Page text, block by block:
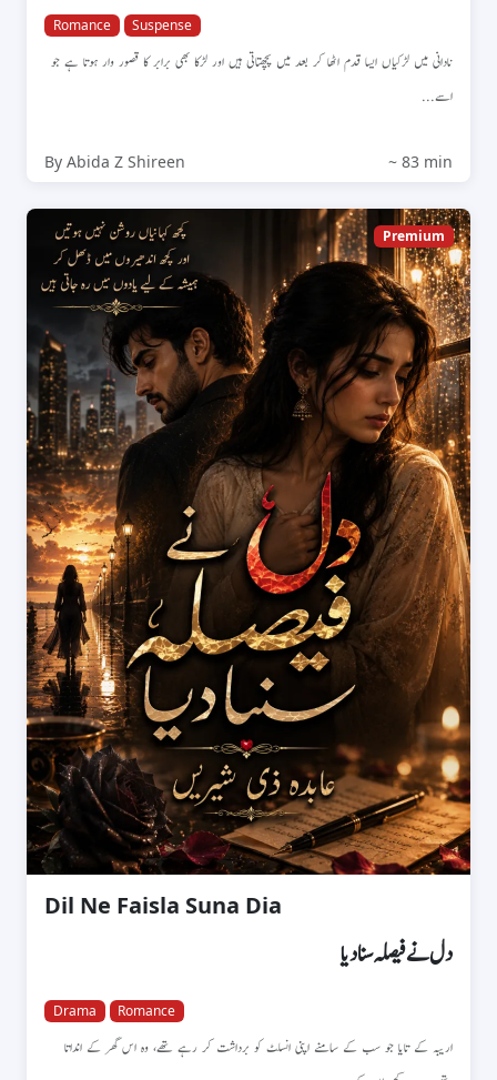
Romance Suspense
نادانی میں لڑکیاں ایسا قدم اٹھا کر بعد میں پچھتاتی ہیں اور لڑکا بھی برابر کا قصور وار ہوتا ہے جو
اسے...
By Abida Z Shireen ~ 83 min
Premium
Dil Ne Faisla Suna Dia
دل نے فیصلہ سنا دیا
Drama Romance
اریبہ کے تایا جو سب کے سامنے اپنی انسلٹ کو برداشت کر رہے تھے، وہ اس گھر کے انداتا